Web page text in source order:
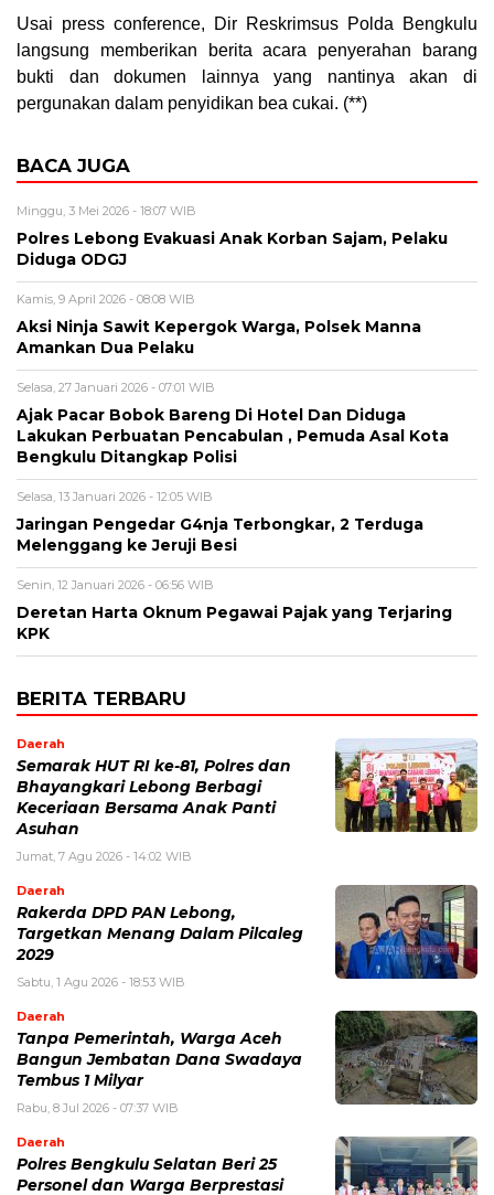
Usai press conference, Dir Reskrimsus Polda Bengkulu
langsung memberikan berita acara penyerahan barang
bukti dan dokumen lainnya yang nantinya akan di
pergunakan dalam penyidikan bea cukai. (**)
BACA JUGA
Minggu, 3 Mei 2026 - 18:07 WIB
Polres Lebong Evakuasi Anak Korban Sajam, Pelaku
Diduga ODGJ
Kamis, 9 April 2026 - 08:08 WIB
Aksi Ninja Sawit Kepergok Warga, Polsek Manna
Amankan Dua Pelaku
Selasa, 27 Januari 2026 - 07:01 WIB
Ajak Pacar Bobok Bareng Di Hotel Dan Diduga
Lakukan Perbuatan Pencabulan , Pemuda Asal Kota
Bengkulu Ditangkap Polisi
Selasa, 13 Januari 2026 - 12:05 WIB
Jaringan Pengedar G4nja Terbongkar, 2 Terduga
Melenggang ke Jeruji Besi
Senin, 12 Januari 2026 - 06:56 WIB
Deretan Harta Oknum Pegawai Pajak yang Terjaring
KPK
BERITA TERBARU
Daerah
Semarak HUT RI ke-81, Polres dan
Bhayangkari Lebong Berbagi
Keceriaan Bersama Anak Panti
Asuhan
Jumat, 7 Agu 2026 - 14:02 WIB
Daerah
Rakerda DPD PAN Lebong,
Targetkan Menang Dalam Pilcaleg
2029
Sabtu, 1 Agu 2026 - 18:53 WIB
Daerah
Tanpa Pemerintah, Warga Aceh
Bangun Jembatan Dana Swadaya
Tembus 1 Milyar
Rabu, 8 Jul 2026 - 07:37 WIB
Daerah
Polres Bengkulu Selatan Beri 25
Personel dan Warga Berprestasi